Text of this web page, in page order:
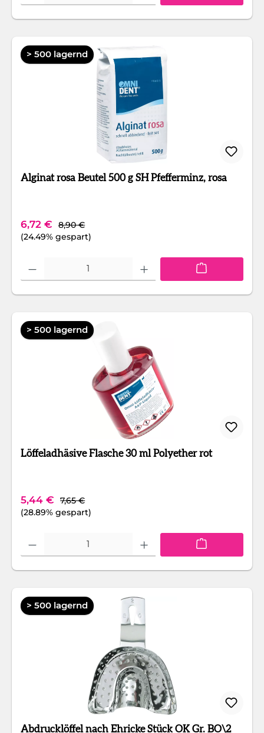
> 500 lagernd
Alginat rosa Beutel 500 g SH Pfefferminz, rosa
Verkaufspreis:
6,72 € Regulärer Preis:
8,90 €
(24.49% gespart)
Produkt Anzahl: Gib den gewünschten Wert ein oder benutze die
> 500 lagernd
Löffeladhäsive Flasche 30 ml Polyether rot
Verkaufspreis:
5,44 € Regulärer Preis:
7,65 €
(28.89% gespart)
Produkt Anzahl: Gib den gewünschten Wert ein oder benutze die
> 500 lagernd
Abdrucklöffel nach Ehricke Stück OK Gr. BO\2